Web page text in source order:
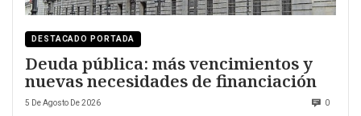
DESTACADO PORTADA
Deuda pública: más vencimientos y
nuevas necesidades de financiación
5 De Agosto De 2026 0